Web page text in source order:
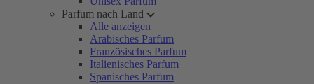
Parfum nach Land
Alle anzeigen
Arabisches Parfum
Französisches Parfum
Italienisches Parfum
Spanisches Parfum